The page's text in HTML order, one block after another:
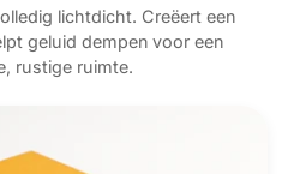
lichtdicht. Creëert een
geluid dempen voor een
rustige ruimte.